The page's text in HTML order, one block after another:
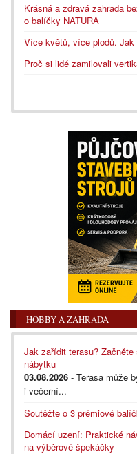
Krásná a zdravá zahrada
o balíčky NATURA
Více květů, více plodů.
Proč si lidé zamilovali
HOBBY A ZAHRADA
Jak zařídit terasu?
nábytku
03.08.2026 - Terasa může
i večerní...
Soutěžte o 3 prémiové
Domácí uzení: Praktické
na výběrové špekáčky